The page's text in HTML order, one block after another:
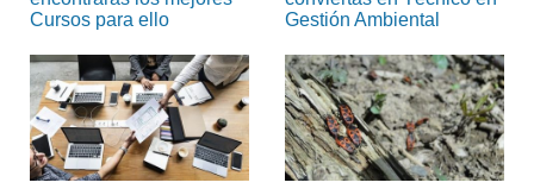
Cursos para ello
Gestión Ambiental